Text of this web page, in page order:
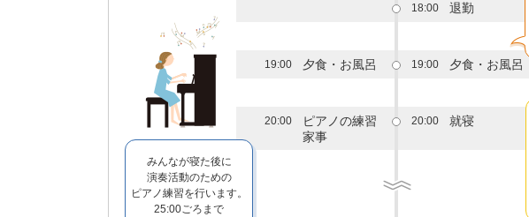
18:00 退勤
19:00 夕食・お風呂 19:00 夕食・お風呂
20:00
ピアノの練習
家事
20:00 就寝
みんなが寝た後に
演奏活動のための
ピアノ練習を行います。
25:00ごろまで